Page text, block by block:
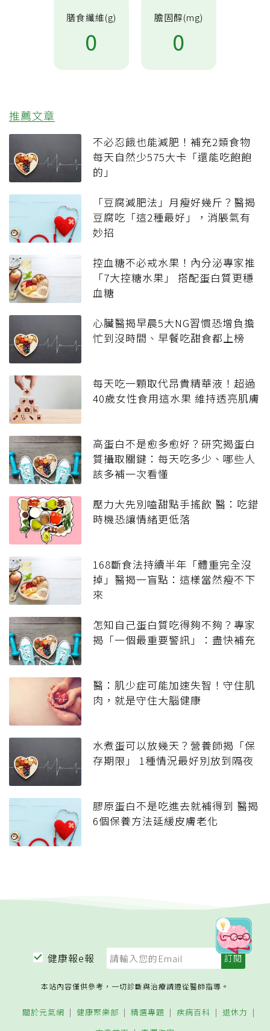
膳食纖維(g)
0
膽固醇(mg)
0
推薦文章
不必忍餓也能減肥！補充2類食物
每天自然少575大卡「還能吃飽飽
的」
「豆腐減肥法」月瘦好幾斤？醫揭
豆腐吃「這2種最好」，消脹氣有
妙招
控血糖不必戒水果！內分泌專家推
「7大控糖水果」 搭配蛋白質更穩
血糖
心臟醫揭早晨5大NG習慣恐增負擔
忙到沒時間、早餐吃甜食都上榜
每天吃一顆取代昂貴精華液！超過
40歲女性食用這水果 維持透亮肌膚
高蛋白不是愈多愈好？研究揭蛋白
質攝取關鍵：每天吃多少、哪些人
該多補一次看懂
壓力大先別嗑甜點手搖飲 醫：吃錯
時機恐讓情緒更低落
168斷食法持續半年「體重完全沒
掉」醫揭一盲點：這樣當然瘦不下
來
怎知自己蛋白質吃得夠不夠？專家
揭「一個最重要警訊」：盡快補充
醫：肌少症可能加速失智！守住肌
肉，就是守住大腦健康
水煮蛋可以放幾天？營養師揭「保
存期限」 1種情況最好別放到隔夜
膠原蛋白不是吃進去就補得到 醫揭
6個保養方法延緩皮膚老化
健康報e報
本站內容僅供參考，一切診斷與治療請遵從醫師指導。
關於元氣網 健康聚樂部 精選專題 疾病百科
退休力